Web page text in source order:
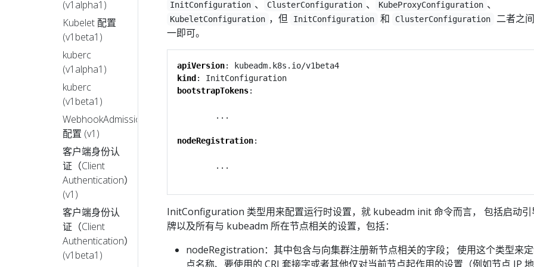
(v1alpha1)
Kubelet 配置
(v1beta1)
kuberc
(v1alpha1)
kuberc
(v1beta1)
WebhookAdmission
配置 (v1)
客户端身份认
证（Client
Authentication）
(v1)
客户端身份认
证（Client
Authentication）
(v1beta1)
InitConfiguration 、 ClusterConfiguration 、 KubeProxyConfiguration 、
KubeletConfiguration ，但 InitConfiguration 和 ClusterConfiguration
二者之
一即可。
apiVersion:
kubeadm.k8s.io/v1beta4
kind :
InitConfiguration
bootstrapTokens:
...
nodeRegistration:
...
InitConfiguration 类型用来配置运行时设置，就 kubeadm init 命令而言， 包括启动引
牌以及所有与 kubeadm 所在节点相关的设置，包括：
nodeRegistration：其中包含与向集群注册新节点相关的字段； 使用这个类型来
点名称、要使用的 CRI 套接字或者其他仅对当前节点起作用的设置（例如节点 IP 地